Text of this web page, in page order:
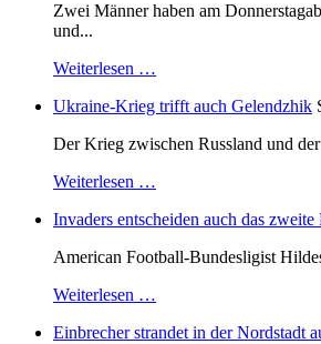
Zwei Männer haben am
und...
Weiterlesen …
Ukraine-Krieg trifft auch Gelendzhik
Der Krieg zwischen Russland und
Weiterlesen …
Invaders entscheiden auch das
American Football-Bundesligist
Weiterlesen …
Einbrecher strandet in der Nordstadt